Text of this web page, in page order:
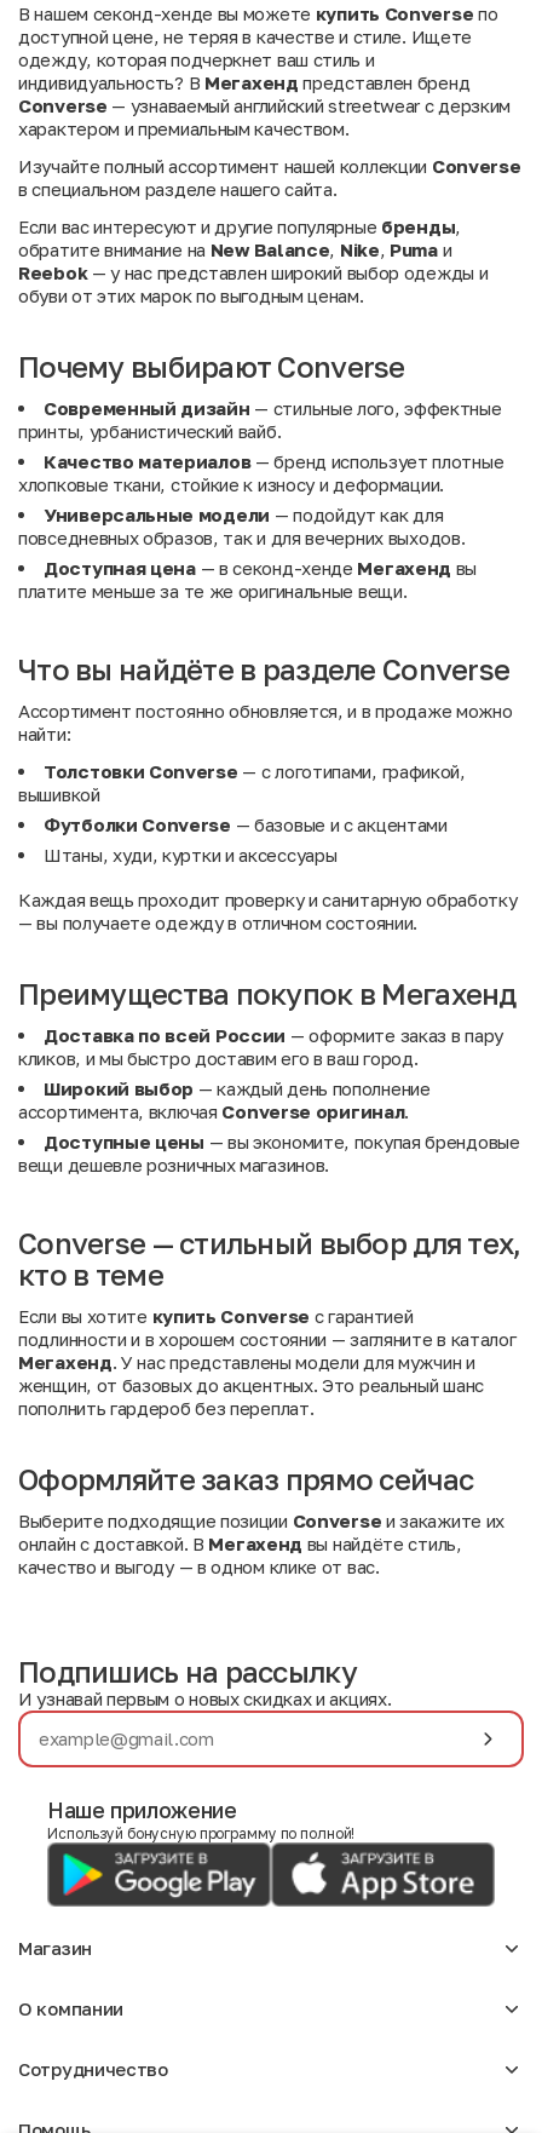
В нашем секонд-хенде вы можете купить Converse по
доступной цене, не теряя в качестве и стиле. Ищете
одежду, которая подчеркнет ваш стиль и
индивидуальность? В Мегахенд представлен бренд
Converse — узнаваемый английский streetwear с дерзким
характером и премиальным качеством.
Изучайте полный ассортимент нашей коллекции Converse
в специальном разделе нашего сайта.
Если вас интересуют и другие популярные бренды
обратите внимание на New Balance Nike Pumaи
Reebok— у нас представлен широкий выбор одежды и
обуви от этих марок по выгодным ценам.
Почему выбирают Converse
Современный дизайн — стильные лого, эффектные
принты, урбанистический вайб.
Качество материалов— бренд использует плотные
хлопковые ткани, стойкие к износу и деформации.
Универсальные модели — подойдут как для
повседневных образов, так и для вечерних выходов.
Доступная цена— в секонд-хенде Мегахенд вы
платите меньше за те же оригинальные вещи.
Что вы найдёте в разделе Converse
Ассортимент постоянно обновляется, и в продаже можно
найти:
Толстовки Converse — с логотипами, графикой,
вышивкой
Футболки Converse — базовые и с акцентами
Штаны, худи, куртки и аксессуары
Каждая вещь проходит проверку и санитарную обработку
— вы получаете одежду в отличном состоянии.
Преимущества покупок в Мегахенд
Доставка по всей России — оформите заказ в пару
кликов, и мы быстро доставим его в ваш город.
Широкий выбор — каждый день пополнение
ассортимента, включая Converse оригинал.
Доступные цены — вы экономите, покупая брендовые
вещи дешевле розничных магазинов.
Converse — стильный выбор для тех,
кто в теме
Если вы хотите купить Converse с гарантией
подлинности и в хорошем состоянии — загляните в каталог
Мегахенд . У нас представлены модели для мужчин и
женщин, от базовых до акцентных. Это реальный шанс
пополнить гардероб без переплат.
Оформляйте заказ прямо сейчас
Выберите подходящие позиции Converse и закажите их
онлайн с доставкой. В Мегахенд вы найдёте стиль,
качество и выгоду — в одном клике от вас.
Подпишись на рассылку
И узнавай первым о новых скидках и акциях.
Наше приложение
Используй бонусную программу по полной!
Магазин
Для девочек
Мужское
О компании
Отзывы
Сотрудничество